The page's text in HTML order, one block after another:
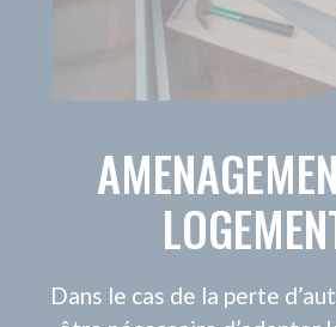
4A RUE RIGOBERTA MENCHU
84000 AVIGNON
09 70 82 13 49
VOTRE ACCOMPAGNEMENT
VOTRE RÉSEAU AMICIAL
QUI SOMMES NOUS
CONTACT